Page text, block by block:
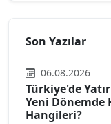
Son Yazılar
06.08.2026
Türkiye'de
Yeni Dönemde
Hangileri?